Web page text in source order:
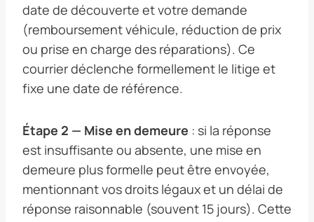
date de découverte et votre demande
(remboursement véhicule, réduction de prix
ou prise en charge des réparations). Ce
courrier déclenche formellement le litige et
fixe une date de référence.
Étape 2 — Mise en demeure : si la réponse
est insuffisante ou absente, une mise en
demeure plus formelle peut être envoyée,
mentionnant vos droits légaux et un délai de
réponse raisonnable (souvent 15 jours). Cette